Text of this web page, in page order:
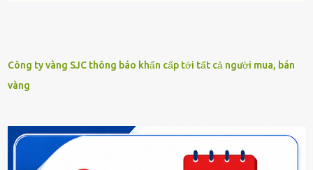
Công ty vàng SJC thông báo khẩn cấp tới tất cả người mua, bán
vàng